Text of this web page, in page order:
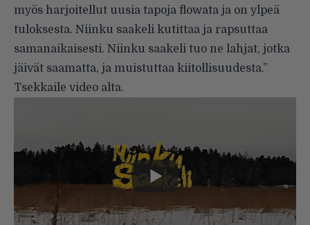
myös harjoitellut uusia tapoja flowata ja on ylpeä
tuloksesta. Niinku saakeli kutittaa ja rapsuttaa
samanaikaisesti. Niinku saakeli tuo ne lahjat, jotka
jäivät saamatta, ja muistuttaa kiitollisuudesta.”
Tsekkaile video alta.